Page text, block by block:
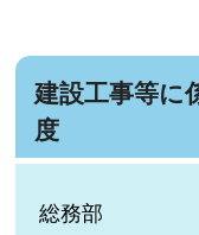
建設工事等に
度
総務部